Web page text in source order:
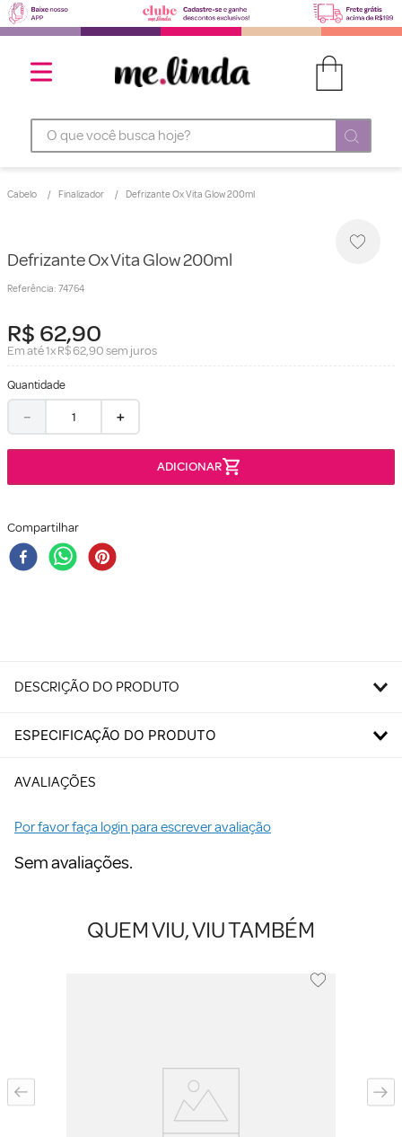
O que você busca hoje?
Cabelo Finalizador Defrizante Ox Vita Glow 200ml
Defrizante Ox Vita Glow 200ml
Referência: 74764
R$ 62,90
Em até1xR$62,90sem juros
Quantidade
＋
－
Compartilhar
DESCRIÇÃO DO PRODUTO
ESPECIFICAÇÃO DO PRODUTO
AVALIAÇÕES
Por favor faça login para escrever avaliação
Sem avaliações.
QUEM VIU, VIU TAMBÉM